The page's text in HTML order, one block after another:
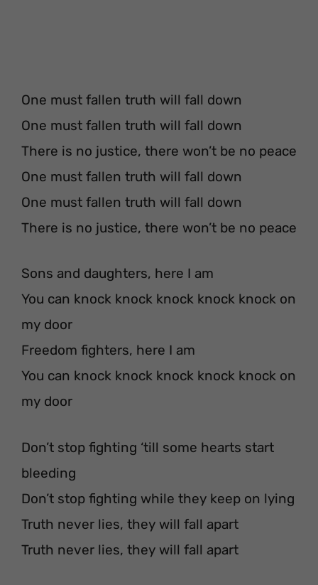
One must fallen truth will fall down
One must fallen truth will fall down
There is no justice, there won’t be no peace
One must fallen truth will fall down
One must fallen truth will fall down
There is no justice, there won’t be no peace
Sons and daughters, here I am
You can knock knock knock knock knock on
my door
Freedom fighters, here I am
You can knock knock knock knock knock on
my door
Don’t stop fighting ‘till some hearts start
bleeding
Don’t stop fighting while they keep on lying
Truth never lies, they will fall apart
Truth never lies, they will fall apart